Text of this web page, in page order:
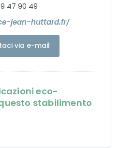
47 90 49
jean-huttard.fr/
via e-mail
eco-
stabilimento